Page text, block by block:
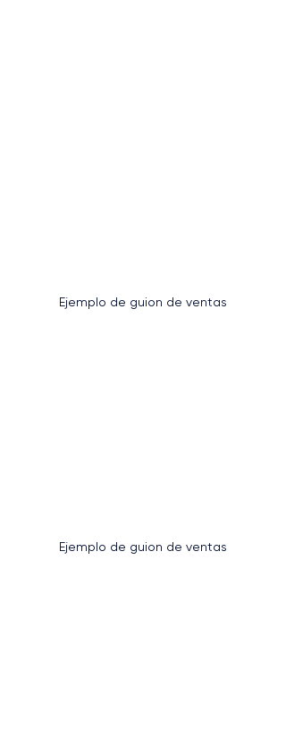
Ejemplo de guion de ventas
Ejemplo de guion de ventas